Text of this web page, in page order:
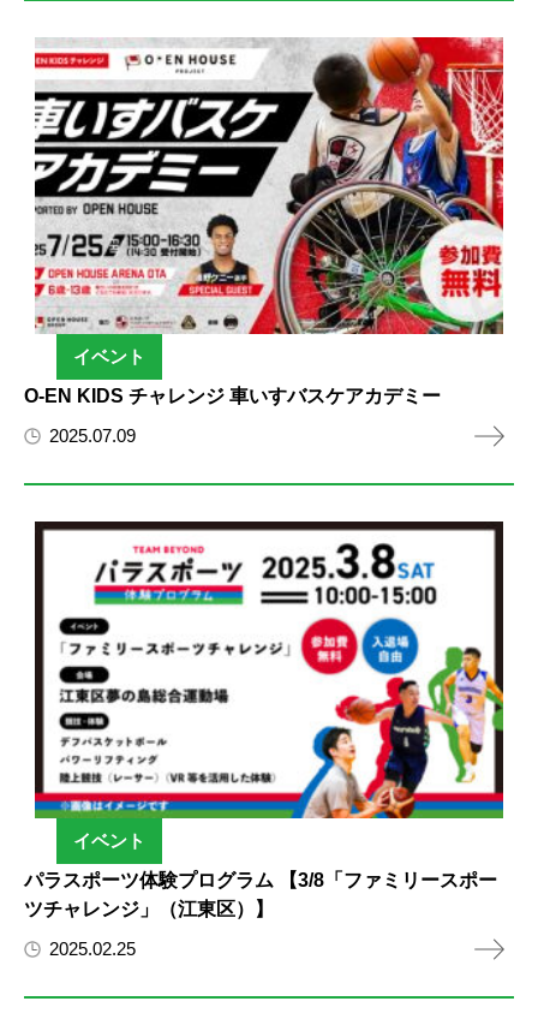
イベント
O-EN KIDS チャレンジ 車いすバスケアカデミー
2025.07.09
イベント
パラスポーツ体験プログラム 【3/8「ファミリースポー
ツチャレンジ」（江東区）】
2025.02.25